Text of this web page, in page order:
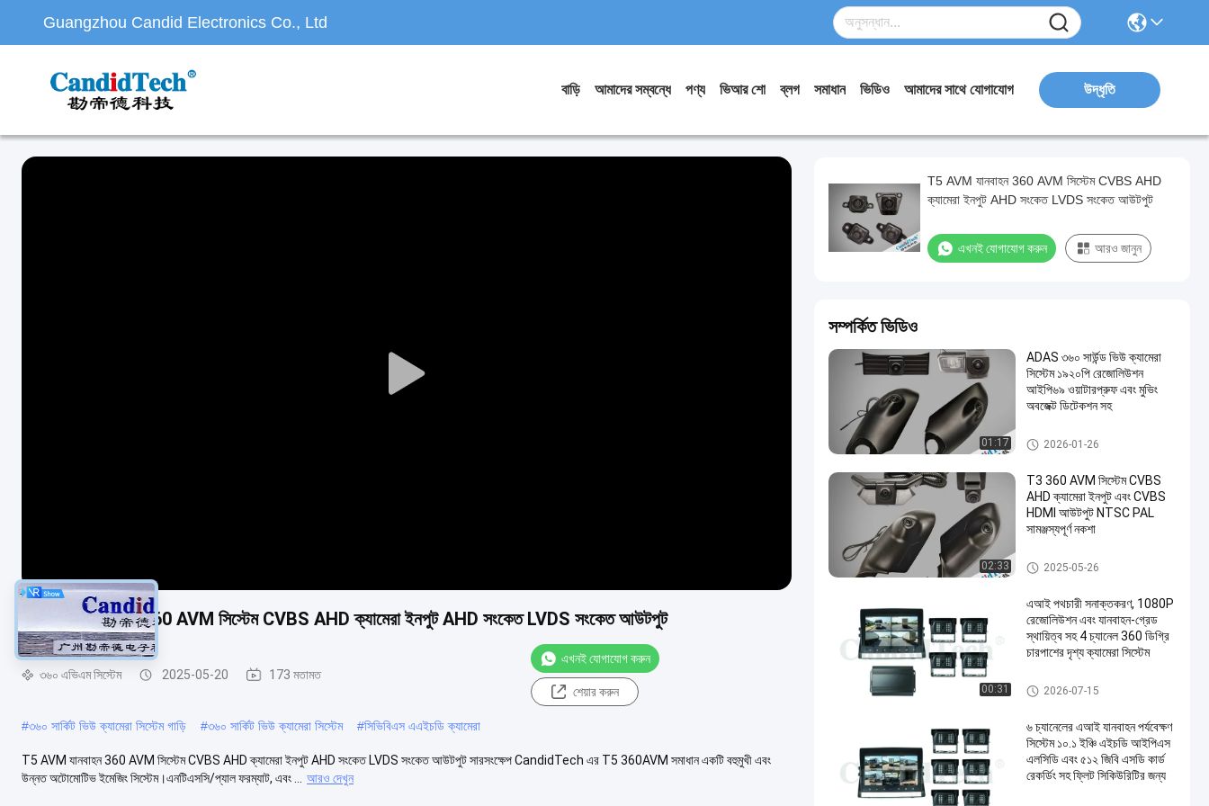
Guangzhou Candid Electronics Co., Ltd
বাড়ি আমাদের সম্বন্ধে পণ্য ভিআর শো ব্লগ সমাধান ভিডিও আমাদের সাথে যোগাযোগ উদ্ধৃতি
Play
T5 AVM যানবাহন 360 AVM সিস্টেম CVBS AHD ক্যামেরা ইনপুট AHD সংকেত LVDS সংকেত আউটপুট
৩৬০ এভিএম সিস্টেম 2025-05-20 173 মতামত
এখনই যোগাযোগ করুন
শেয়ার করুন
#৩৬০ সার্কিট ভিউ ক্যামেরা সিস্টেম গাড়ি #৩৬০ সার্কিট ভিউ ক্যামেরা সিস্টেম #সিভিবিএস এএইচডি ক্যামেরা
T5 AVM যানবাহন 360 AVM সিস্টেম CVBS AHD ক্যামেরা ইনপুট AHD সংকেত LVDS সংকেত আউটপুট সারসংক্ষেপ CandidTech এর T5 360AVM সমাধান একটি বহুমুখী এবং
উন্নত অটোমোটিভ ইমেজিং সিস্টেম।এনটিএসসি/প্যাল ফরম্যাট, এবং ...
আরও দেখুন
T5 AVM যানবাহন 360 AVM সিস্টেম CVBS AHD
ক্যামেরা ইনপুট AHD সংকেত LVDS সংকেত আউটপুট
এখনই যোগাযোগ করুন আরও জানুন
সম্পর্কিত ভিডিও
01:17
ADAS ৩৬০ সার্উন্ড ভিউ ক্যামেরা
সিস্টেম ১৯২০পি রেজোলিউশন
আইপি৬৯ ওয়াটারপ্রুফ এবং মুভিং
অবজেক্ট ডিটেকশন সহ
৩৬০ এভিএম সিস্টেম
2026-01-26
02:33
T3 360 AVM সিস্টেম CVBS
AHD ক্যামেরা ইনপুট এবং CVBS
HDMI আউটপুট NTSC PAL
সামঞ্জস্যপূর্ণ নকশা
৩৬০ এভিএম সিস্টেম
2025-05-26
00:31
এআই পথচারী সনাক্তকরণ, 1080P
রেজোলিউশন এবং যানবাহন-গ্রেড
স্থায়িত্ব সহ 4 চ্যানেল 360 ডিগ্রি
চারপাশের দৃশ্য ক্যামেরা সিস্টেম
যানবাহন ক্যামেরা পর্যবেক্ষণ সিস্টেম
2026-07-15
৬ চ্যানেলের এআই যানবাহন পর্যবেক্ষণ
সিস্টেম ১০.১ ইঞ্চি এইচডি আইপিএস
এলসিডি এবং ৫১২ জিবি এসডি কার্ড
রেকর্ডিং সহ ফ্লিট সিকিউরিটির জন্য